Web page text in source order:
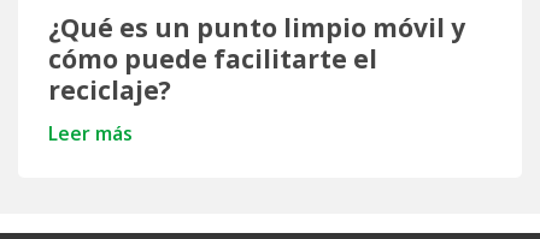
¿Qué es un punto limpio móvil y
cómo puede facilitarte el
reciclaje?
Leer más